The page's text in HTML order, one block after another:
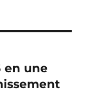
en une